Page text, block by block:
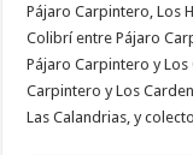
Pájaro Carpintero, Los
Colibrí entre Pájaro
Pájaro Carpintero y
Carpintero y Los
Las Calandrias, y